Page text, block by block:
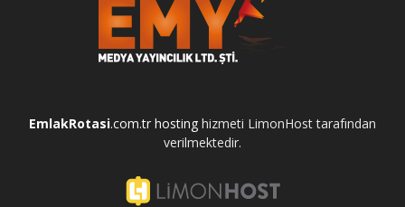
EmlakRotasi.com.tr hosting hizmeti LimonHost tarafından
verilmektedir.